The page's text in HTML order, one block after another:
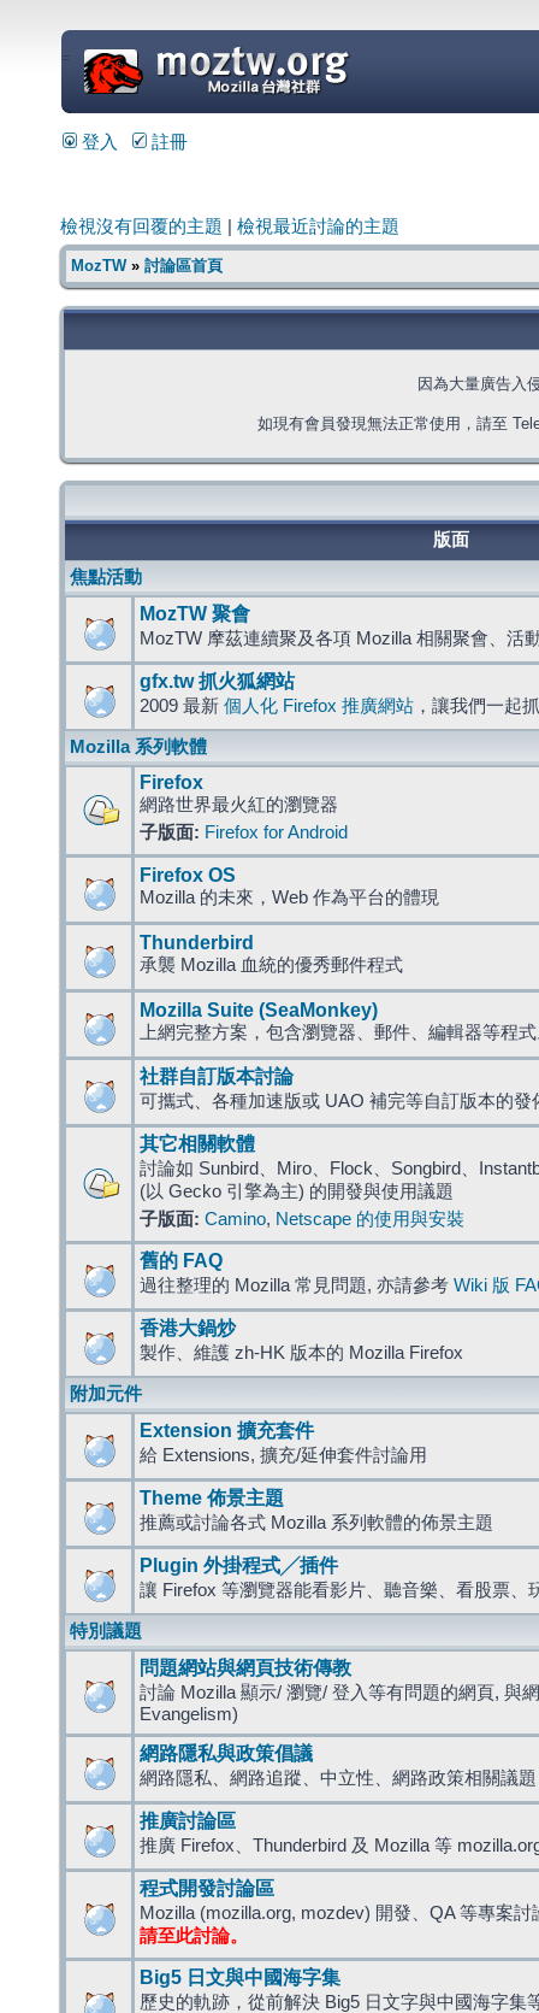
=
登入 註冊
檢視沒有回覆的主題 檢視最近討論的主題
MozTW» 討論區首頁
因為大量廣告入
如現有會員發現無法正常使用，請至
版面
焦點活動
MozTW 聚會
MozTW 摩茲連續聚及各項 Mozilla 相關聚會、活
gfx.tw 抓火狐網站
2009 最新 個人化 Firefox 推廣網站 ，讓我們一起
Mozilla 系列軟體
Firefox
網路世界最火紅的瀏覽器
子版面: Firefox for Android
Firefox OS
Mozilla 的未來，Web 作為平台的體現
Thunderbird
承襲 Mozilla 血統的優秀郵件程式
Mozilla Suite (SeaMonkey)
上網完整方案，包含瀏覽器、郵件、編輯器等程
社群自訂版本討論
可攜式、各種加速版或 UAO 補完等自訂版本的發
其它相關軟體
討論如 Sunbird、Miro、Flock、Songbird、
(以 Gecko 引擎為主) 的開發與使用議題
子版面: Camino, Netscape 的使用與安裝
舊的 FAQ
過往整理的 Mozilla 常見問題, 亦請參考 Wiki 版
香港大鍋炒
製作、維護 zh-HK 版本的 Mozilla Firefox
附加元件
Extension 擴充套件
給 Extensions, 擴充/延伸套件討論用
Theme 佈景主題
推薦或討論各式 Mozilla 系列軟體的佈景主題
Plugin 外掛程式╱插件
讓 Firefox 等瀏覽器能看影片、聽音樂、看股票、
特別議題
問題網站與網頁技術傳教
討論 Mozilla 顯示/ 瀏覽/ 登入等有問題的網頁, 與
Evangelism)
網路隱私與政策倡議
網路隱私、網路追蹤、中立性、網路政策相關議題
推廣討論區
推廣 Firefox、Thunderbird 及 Mozilla 等
程式開發討論區
Mozilla (mozilla.org, mozdev) 開發、QA 等專案討
請至此討論。
Big5 日文與中國海字集
歷史的軌跡，從前解決 Big5 日文字與中國海字集